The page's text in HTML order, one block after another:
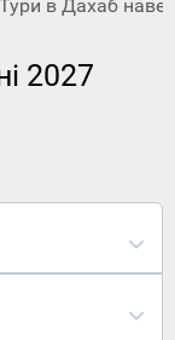
Тури в Дахаб
2027